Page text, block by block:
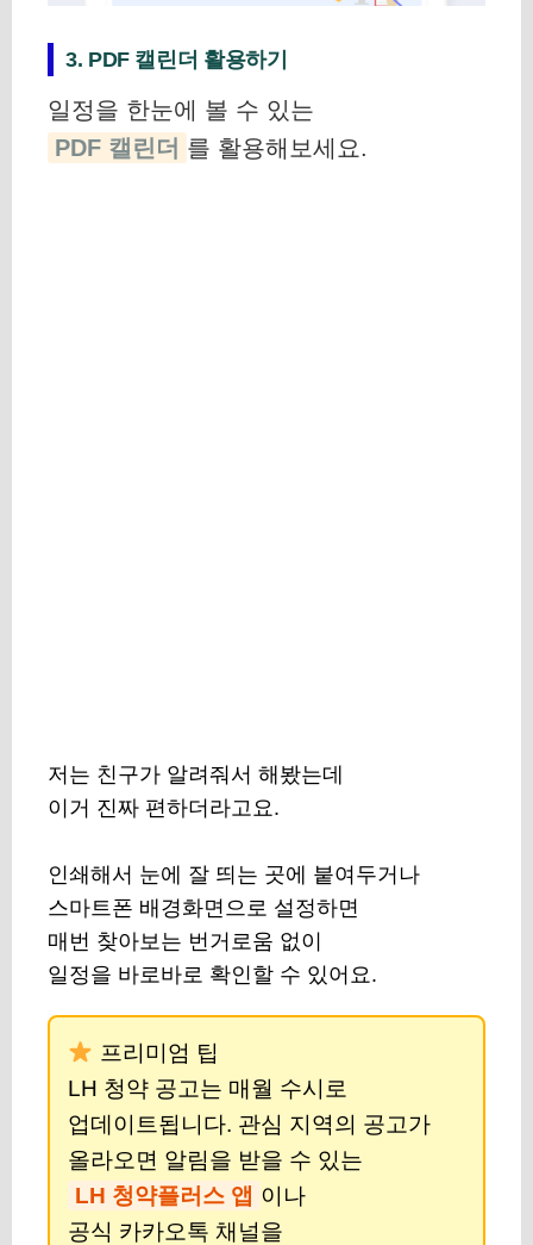
3. PDF 캘린더 활용하기
일정을 한눈에 볼 수 있는
PDF 캘린더 를 활용해보세요.
저는 친구가 알려줘서 해봤는데
이거 진짜 편하더라고요.
인쇄해서 눈에 잘 띄는 곳에 붙여두거나
스마트폰 배경화면으로 설정하면
매번 찾아보는 번거로움 없이
일정을 바로바로 확인할 수 있어요.
프리미엄 팁
LH 청약 공고는 매월 수시로
업데이트됩니다. 관심 지역의 공고가
올라오면 알림을 받을 수 있는
LH 청약플러스 앱 이나
공식 카카오톡 채널을